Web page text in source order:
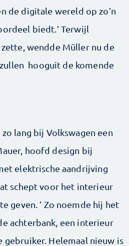
de digitale wereld op zo’n
biedt.’ Terwijl
wendde Müller nu de
hooguit de komende
lang bij Volkswagen een
hoofd design bij
elektrische aandrijving
schept voor het interieur
geven. ’ Zo noemde hij het
achterbank, een interieur
gebruiker. Helemaal nieuw is